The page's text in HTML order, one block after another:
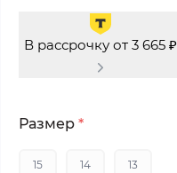
В рассрочку от 3 665 ₽
Размер *
15 14 13